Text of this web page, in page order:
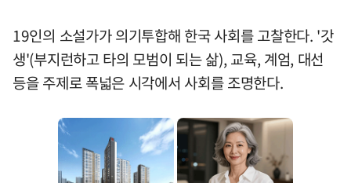
19인의 소설가가 의기투합해 한국 사회를 고찰한다. '갓
생'(부지런하고 타의 모범이 되는 삶), 교육, 계엄, 대선
등을 주제로 폭넓은 시각에서 사회를 조명한다.